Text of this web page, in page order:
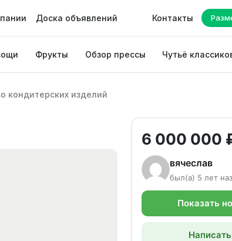
Доска объявлений Контакты
Фрукты Обзор прессы Чутьё
кондитерских изделий
6 000 000
вячеслав
был(а) 5 лет
Показать